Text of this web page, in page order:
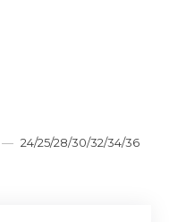
— 24/25/28/30/32/34/36